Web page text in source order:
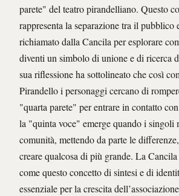
parete" del teatro pirandelliano. Questo
rappresenta la separazione tra il pubblico
richiamato dalla Cancila per esplorare
diventi un simbolo di unione e di ricerca
sua riflessione ha sottolineato che così
Pirandello i personaggi cercano di
"quarta parete" per entrare in contatto
la "quinta voce" emerge quando i singoli
comunità, mettendo da parte le
creare qualcosa di più grande. La
come questo concetto di sintesi e di
essenziale per la crescita